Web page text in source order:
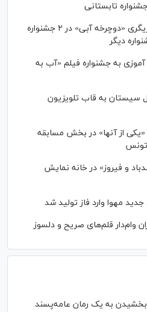
تابستانی
نامزدی بهترین فیلم و بازیگری «دوچرخه آبی» در ۲ جشنواره
به جشنواره فیلم «آب به
دل سیستان به قاب تلویزیون
از آنها» در بخش مسابقه
و فیروز» در خانه نمایش
مهوا وارد فاز تولید شد
وام‌دار قلم‌های صریح و دلسوز
بخشیدن به یک رمان عامه‌پسند